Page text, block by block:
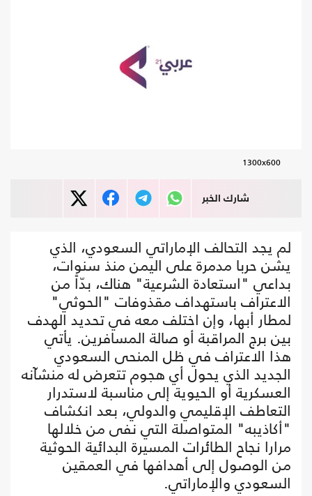
1300x600
شارك الخبر
لم يجد التحالف الإماراتي السعودي، الذي
يشن حربا مدمرة على اليمن منذ سنوات،
بداعي "استعادة الشرعية" هناك، بدّاً من
الاعتراف باستهداف مقذوفات "الحوثي"
لمطار أبها، وإن اختلف معه في تحديد الهدف
بين برج المراقبة أو صالة المسافرين. يأتي
هذا الاعتراف في ظل المنحى السعودي
الجديد الذي يحول أي هجوم تتعرض له منشآنه
العسكرية أو الحيوية إلى مناسبة لاستدرار
التعاطف الإقليمي والدولي، بعد انكشاف
"أكاذيبه" المتواصلة التي نفى من خلالها
مرارا نجاح الطائرات المسيرة البدائية الحوثية
من الوصول إلى أهدافها في العمقين
السعودي والإماراتي.